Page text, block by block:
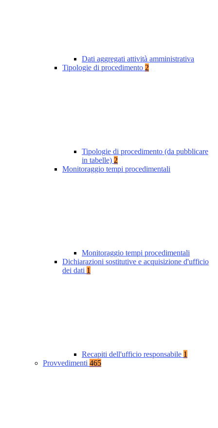
Dati aggregati attività amministrativa
Tipologie di procedimento 2
Tipologie di procedimento (da pubblicare
in tabelle) 2
Monitoraggio tempi procedimentali
Monitoraggio tempi procedimentali
Dichiarazioni sostitutive e acquisizione d'ufficio
dei dati 1
Recapiti dell'ufficio responsabile 1
Provvedimenti 465